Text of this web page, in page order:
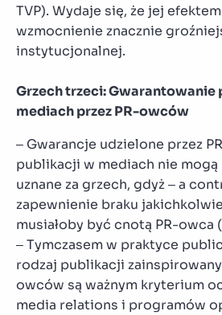
TVP). Wydaje się, że jej
wzmocnienie znacznie
instytucjonalnej.
Grzech trzeci: Gwarantowanie
mediach przez PR-owców
– Gwarancje udzielone przez
publikacji w mediach nie
uznane za grzech, gdyż – a
zapewnienie braku
musiałoby być cnotą PR-owca
– Tymczasem w praktyce
rodzaj publikacji
owców są ważnym kryterium
media relations i programów